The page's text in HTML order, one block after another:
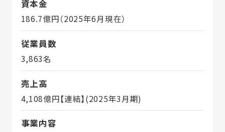
資本金
186.7億円（2025年6月現在）
従業員数
3,863名
売上高
4,108億円【連結】(2025年3月期)
事業内容